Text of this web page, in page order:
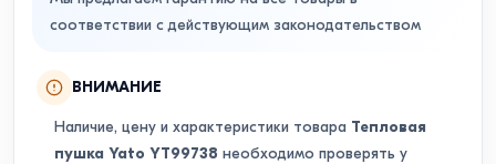
соответствии с действующим законодательством
ВНИМАНИЕ
Наличие, цену и характеристики товара Тепловая
пушка Yato YT99738 необходимо проверять у